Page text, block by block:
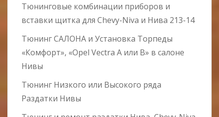
Тюнинговые комбинации приборов и
вставки щитка для Chevy-Niva и Нива 213-14
Тюнинг САЛОНА и Установка Торпеды
«Комфорт», «Opel Vectra А или B» в салоне
Нивы
Тюнинг Низкого или Высокого ряда
Раздатки Нивы